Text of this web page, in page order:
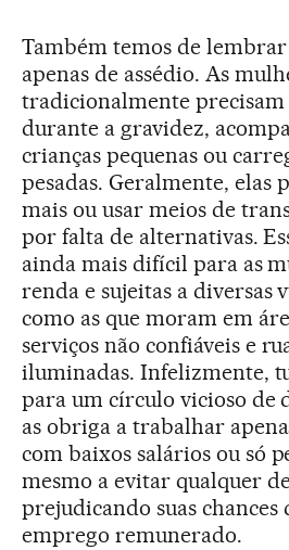
Também temos de
apenas de assédio. As
tradicionalmente
durante a gravidez,
crianças pequenas ou
pesadas. Geralmente, elas
mais ou usar meios de
por falta de alternativas.
ainda mais difícil para as
renda e sujeitas a diversas
como as que moram em
serviços não confiáveis e
iluminadas. Infelizmente,
para um círculo vicioso de
as obriga a trabalhar
com baixos salários ou só
mesmo a evitar qualquer
prejudicando suas chances
emprego remunerado.